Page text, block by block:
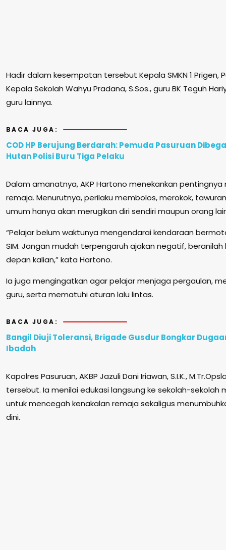
Hadir dalam kesempatan tersebut Kepala SMKN 1 Prigen,
Kepala Sekolah Wahyu Pradana, S.Sos., guru BK Teguh
guru lainnya.
BACA JUGA:
COD HP Berujung Berdarah: Pemuda Pasuruan
Hutan Polisi Buru Tiga Pelaku
Dalam amanatnya, AKP Hartono menekankan
remaja. Menurutnya, perilaku membolos, merokok,
umum hanya akan merugikan diri sendiri maupun orang
“Pelajar belum waktunya mengendarai kendaraan
SIM. Jangan mudah terpengaruh ajakan negatif,
depan kalian,” kata Hartono.
Ia juga mengingatkan agar pelajar menjaga pergaulan,
guru, serta mematuhi aturan lalu lintas.
BACA JUGA:
Bangil Diuji Toleransi, Brigade Gusdur Bongkar
Ibadah
Kapolres Pasuruan, AKBP Jazuli Dani Iriawan, S.I.K.,
tersebut. Ia menilai edukasi langsung ke sekolah-sekolah
untuk mencegah kenakalan remaja sekaligus
dini.